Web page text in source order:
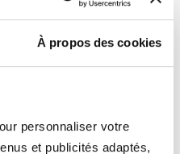
À propos des cookies
personnaliser votre
et publicités adaptés,